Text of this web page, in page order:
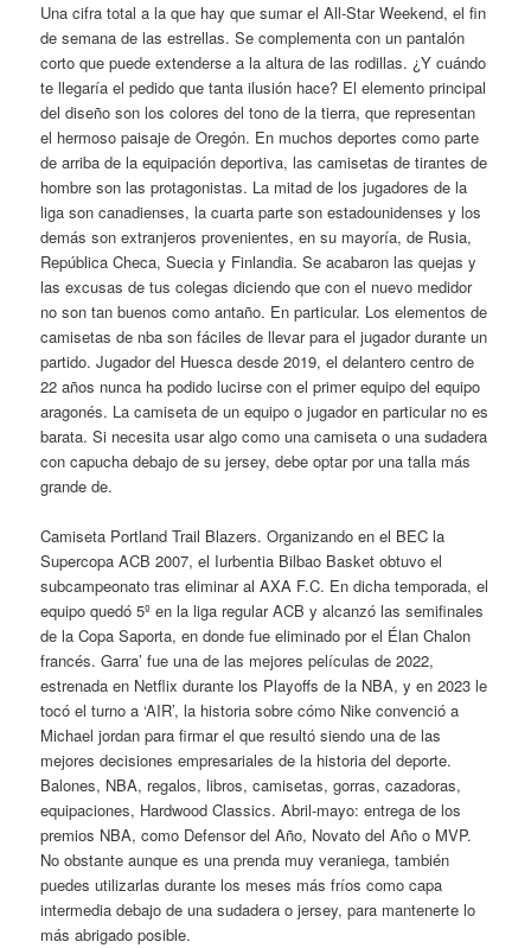
Una cifra total a la que hay que sumar el All-Star Weekend, el fin
de semana de las estrellas. Se complementa con un pantalón
corto que puede extenderse a la altura de las rodillas. ¿Y cuándo
te llegaría el pedido que tanta ilusión hace? El elemento principal
del diseño son los colores del tono de la tierra, que representan
el hermoso paisaje de Oregón. En muchos deportes como parte
de arriba de la equipación deportiva, las camisetas de tirantes de
hombre son las protagonistas. La mitad de los jugadores de la
liga son canadienses, la cuarta parte son estadounidenses y los
demás son extranjeros provenientes, en su mayoría, de Rusia,
República Checa, Suecia y Finlandia. Se acabaron las quejas y
las excusas de tus colegas diciendo que con el nuevo medidor
no son tan buenos como antaño. En particular. Los elementos de
camisetas de nba son fáciles de llevar para el jugador durante un
partido. Jugador del Huesca desde 2019, el delantero centro de
22 años nunca ha podido lucirse con el primer equipo del equipo
aragonés. La camiseta de un equipo o jugador en particular no es
barata. Si necesita usar algo como una camiseta o una sudadera
con capucha debajo de su jersey, debe optar por una talla más
grande de.
Camiseta Portland Trail Blazers. Organizando en el BEC la
Supercopa ACB 2007, el Iurbentia Bilbao Basket obtuvo el
subcampeonato tras eliminar al AXA F.C. En dicha temporada, el
equipo quedó 5º en la liga regular ACB y alcanzó las semifinales
de la Copa Saporta, en donde fue eliminado por el Élan Chalon
francés. Garra’ fue una de las mejores películas de 2022,
estrenada en Netflix durante los Playoffs de la NBA, y en 2023 le
tocó el turno a ‘AIR’, la historia sobre cómo Nike convenció a
Michael jordan para firmar el que resultó siendo una de las
mejores decisiones empresariales de la historia del deporte.
Balones, NBA, regalos, libros, camisetas, gorras, cazadoras,
equipaciones, Hardwood Classics. Abril-mayo: entrega de los
premios NBA, como Defensor del Año, Novato del Año o MVP.
No obstante aunque es una prenda muy veraniega, también
puedes utilizarlas durante los meses más fríos como capa
intermedia debajo de una sudadera o jersey, para mantenerte lo
más abrigado posible.